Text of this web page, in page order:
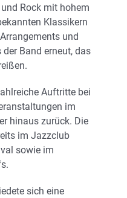
Rock mit hohem
Klassikern
und
Band erneut, das
Auftritte bei
im
hinaus zurück. Die
im Jazzclub
sowie im
sich eine